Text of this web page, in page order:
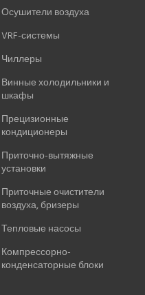
Осушители воздуха
VRF-системы
Чиллеры
Винные холодильники и
шкафы
Прецизионные
кондиционеры
Приточно-вытяжные
установки
Приточные очистители
воздуха, бризеры
Тепловые насосы
Компрессорно-
конденсаторные блоки